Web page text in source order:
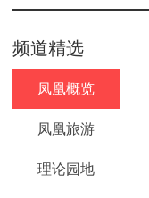
频道精选
凤凰概览
凤凰旅游
理论园地